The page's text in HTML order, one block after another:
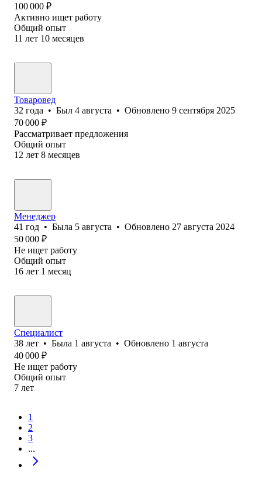
100 000 ₽
Активно ищет работу
Общий опыт
11 лет 10 месяцев
Товаровед
32 года • Был 4 августа • Обновлено 9 сентября 2025
70 000 ₽
Рассматривает предложения
Общий опыт
12 лет 8 месяцев
Менеджер
41 год • Была 5 августа • Обновлено 27 августа 2024
50 000 ₽
Не ищет работу
Общий опыт
16 лет 1 месяц
Специалист
38 лет • Была 1 августа • Обновлено 1 августа
40 000 ₽
Не ищет работу
Общий опыт
7 лет
1
2
3
...